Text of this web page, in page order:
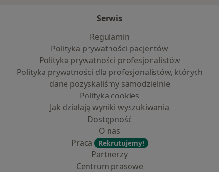
Serwis
Regulamin
Polityka prywatności pacjentów
Polityka prywatności profesjonalistów
Polityka prywatności dla profesjonalistów, których
dane pozyskaliśmy samodzielnie
Polityka cookies
Jak działają wyniki wyszukiwania
Dostępność
O nas
Praca
Rekrutujemy!
Partnerzy
Centrum prasowe